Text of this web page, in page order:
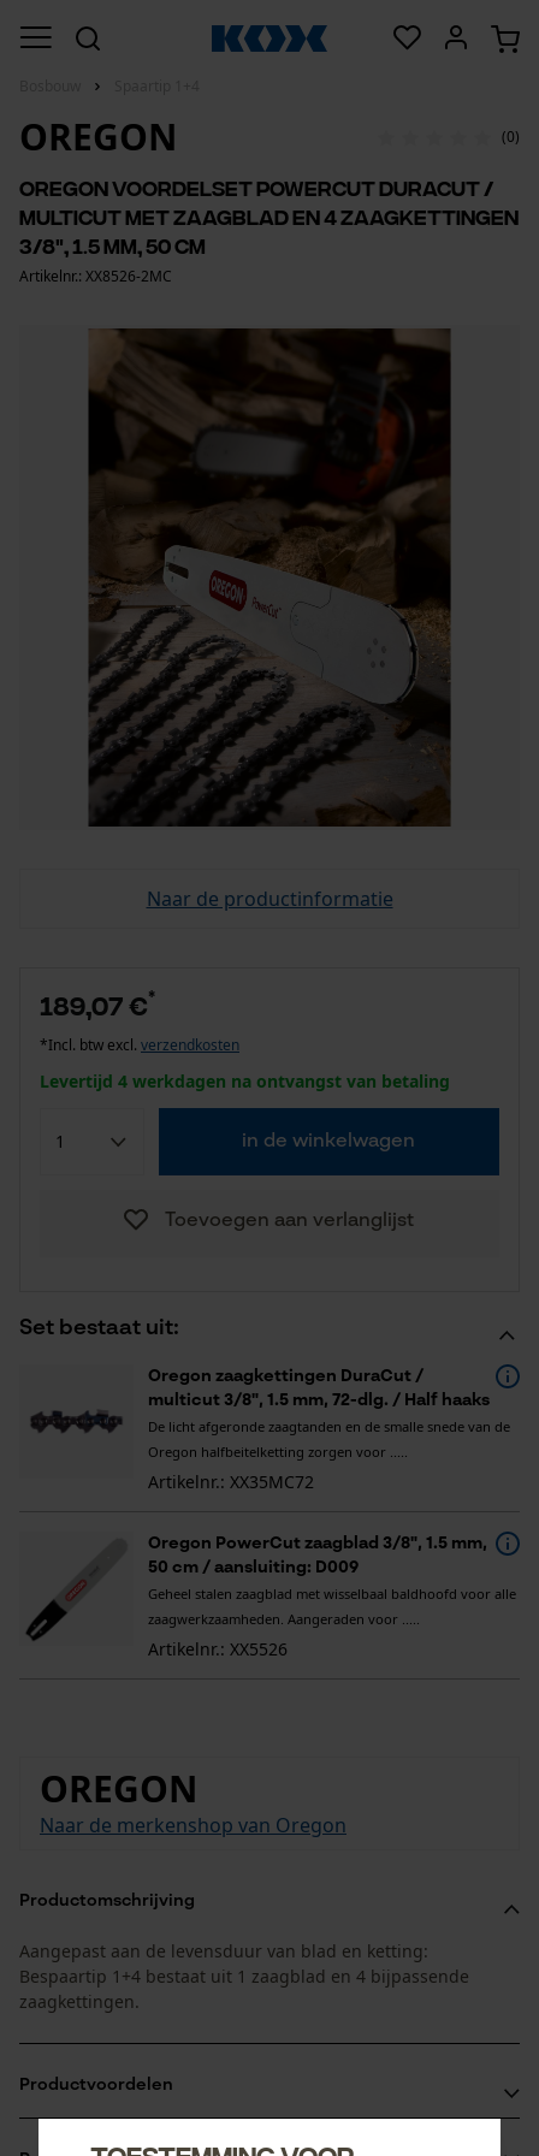
OREGON (0)
Oregon voordelset PowerCut DuraCut /
MultiCut met zaagblad en 4 zaagkettingen
3/8", 1.5 mm, 50 cm
Artikelnr.: XX8526-2MC
Naar de productinformatie
Set bestaat uit:
Oregon zaagkettingen DuraCut /
multicut 3/8", 1.5 mm, 72-dlg. / Half haaks
De licht afgeronde zaagtanden en de smalle snede van de
Oregon halfbeitelketting zorgen voor .....
Artikelnr.: XX35MC72
Oregon PowerCut zaagblad 3/8", 1.5 mm,
50 cm / aansluiting: D009
Geheel stalen zaagblad met wisselbaal baldhoofd voor alle
zaagwerkzaamheden. Aangeraden voor .....
Artikelnr.: XX5526
189,07 €*
*Incl. btw excl. verzendkosten
Levertijd 4 werkdagen na ontvangst van betaling
in de winkelwagen
Toevoegen aan verlanglijst
OREGON
Naar de merkenshop van Oregon
Productomschrijving
Aangepast aan de levensduur van blad en ketting:
Bespaartip 1+4 bestaat uit 1 zaagblad en 4 bijpassende
zaagkettingen.
Productvoordelen